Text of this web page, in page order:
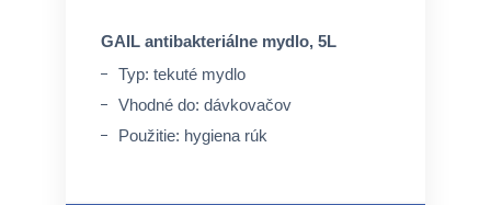
GAIL antibakteriálne mydlo, 5L
Typ: tekuté mydlo
Vhodné do: dávkovačov
Použitie: hygiena rúk